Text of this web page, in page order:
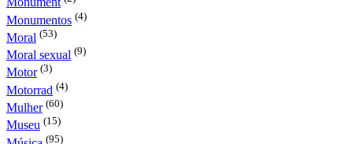
Monumentos (4)
Moral (53)
Moral sexual (9)
Motor (3)
Motorrad (4)
Mulher (60)
Museu (15)
(95)